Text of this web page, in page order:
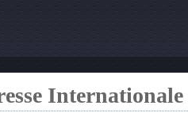
Internationale